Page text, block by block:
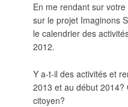
En me rendant sur
sur le projet Imaginons
le calendrier des
2012.
Y a-t-il des activités et
2013 et au début
citoyen?